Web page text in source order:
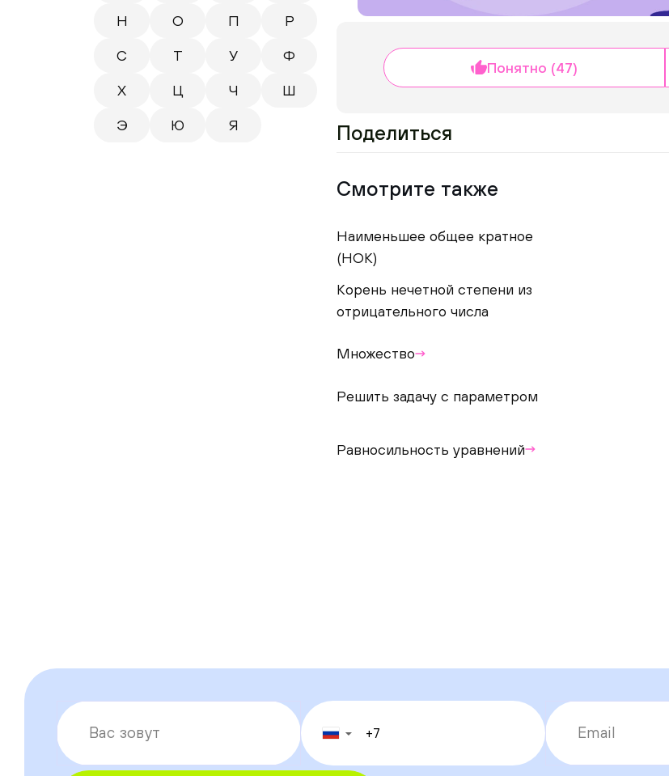
Н О П Р
С Т У Ф
Х Ц Ч Ш
Э Ю Я
Понятно (47)
Поделиться
Смотрите также
Наименьшее общее кратное
(НОК)
Корень нечетной степени из
отрицательного числа
Множество
Решить задачу с параметром
Равносильность уравнений
▼